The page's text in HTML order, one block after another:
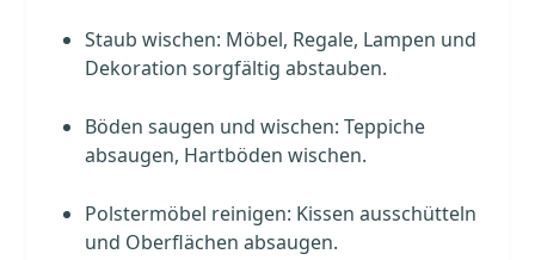
Staub wischen: Möbel, Regale, Lampen und
Dekoration sorgfältig abstauben.
Böden saugen und wischen: Teppiche
absaugen, Hartböden wischen.
Polstermöbel reinigen: Kissen ausschütteln
und Oberflächen absaugen.